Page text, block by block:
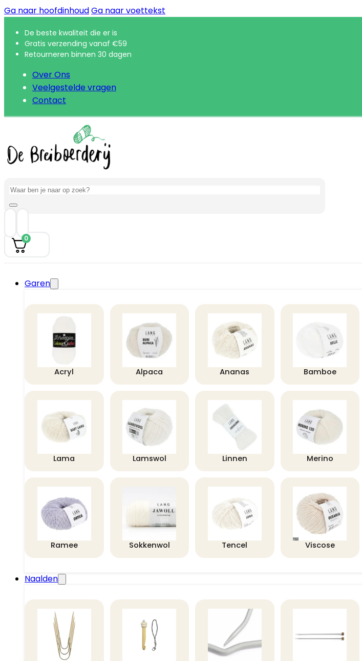
Ga naar hoofdinhoudGa naar voettekst
De beste kwaliteit die er is
Gratis verzending vanaf €59
Retourneren binnen 30 dagen
Over Ons
Veelgestelde vragen
Contact
Zoeken
0
Garen
Acryl Alpaca Ananas Bamboe
Lama Lamswol Linnen Merino
Ramee Sokkenwol Tencel Viscose
Naalden